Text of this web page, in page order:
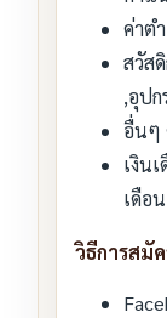
ค่าต
สวัส
,อุป
อื่นๆ
เงิน
เดือ
วิธีการสมั